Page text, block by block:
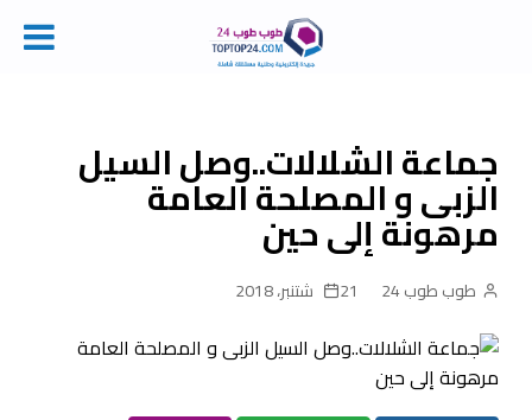
جماعة الشلالات..وصل السيل
الزبى و المصلحة العامة
مرهونة إلى حين
طوب طوب 24 21 شتنبر، 2018